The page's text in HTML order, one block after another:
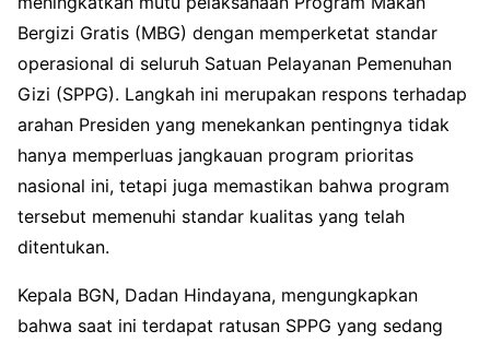
Bergizi Gratis (MBG) dengan memperketat standar
operasional di seluruh Satuan Pelayanan Pemenuhan
Gizi (SPPG). Langkah ini merupakan respons terhadap
arahan Presiden yang menekankan pentingnya tidak
hanya memperluas jangkauan program prioritas
nasional ini, tetapi juga memastikan bahwa program
tersebut memenuhi standar kualitas yang telah
ditentukan.
Kepala BGN, Dadan Hindayana, mengungkapkan
bahwa saat ini terdapat ratusan SPPG yang sedang